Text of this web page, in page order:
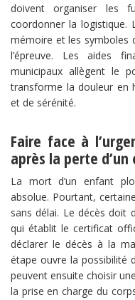
doivent organiser les
coordonner la logistique.
mémoire et les symboles
l’épreuve. Les aides
municipaux allègent le
transforme la douleur en
et de sérénité.
Faire face à
après la perte
La mort d’un enfant
absolue. Pourtant,
sans délai. Le décès doit
qui établit le certificat
déclarer le décès à la
étape ouvre la possibilité
peuvent ensuite choisir
la prise en charge du